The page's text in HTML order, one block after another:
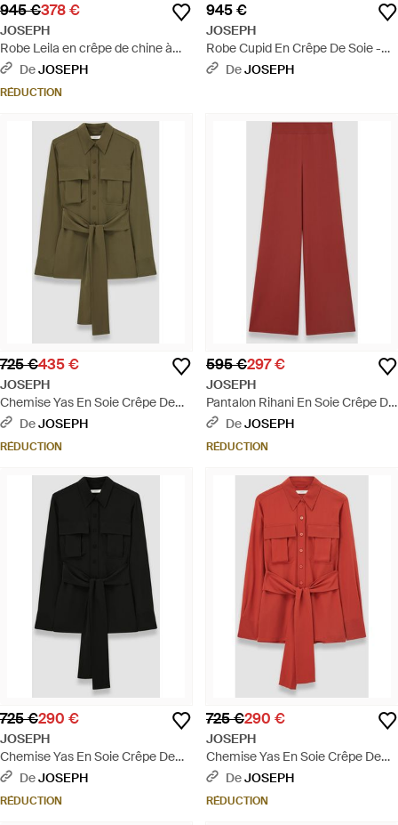
945 €378 €
JOSEPH
Robe Leila en crêpe de chine à
détail noué - Bleu
DeJOSEPH
RÉDUCTION
945 €
JOSEPH
Robe Cupid En Crêpe De Soie -
BleuDeJOSEPH
725 €435 €
JOSEPH
Chemise Yas En Soie Crêpe De
Chine - Vert
DeJOSEPH
RÉDUCTION
595 €297 €
JOSEPH
Pantalon Rihani En Soie Crêpe De
Chine - Rouge
DeJOSEPH
RÉDUCTION
725 €290 €
JOSEPH
Chemise Yas En Soie Crêpe De
Chine - Noir
DeJOSEPH
RÉDUCTION
725 €290 €
JOSEPH
Chemise Yas En Soie Crêpe De
Chine - Rouge
DeJOSEPH
RÉDUCTION